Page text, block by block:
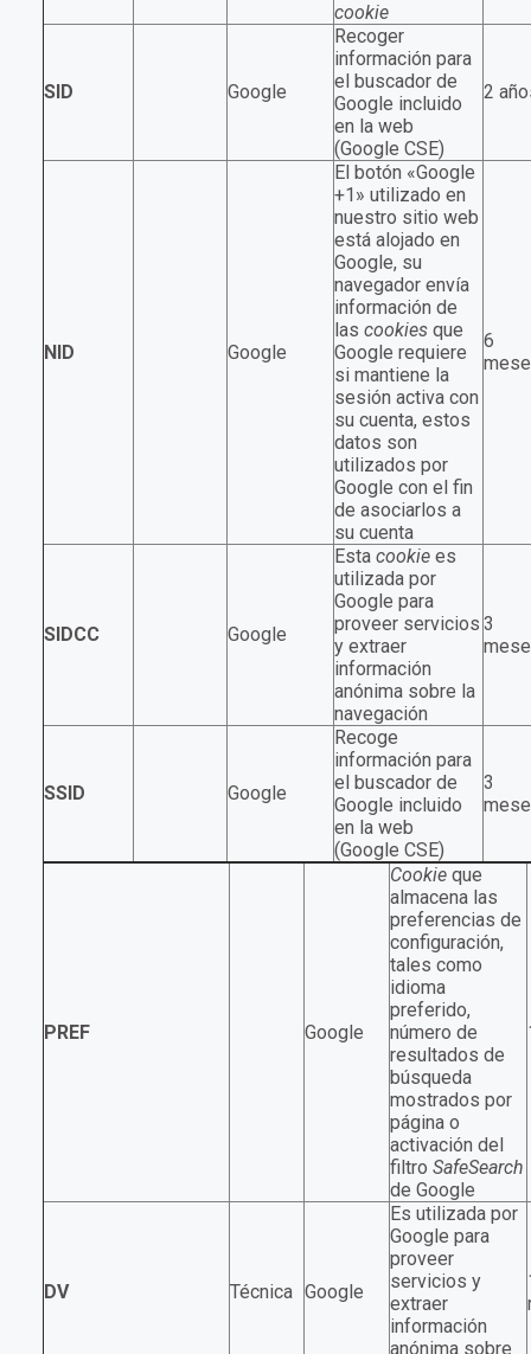
cookie
SID Google
Recoger
información para
el buscador de
Google incluido
en la web
(Google CSE)
2
NID Google
El botón «Google
+1» utilizado en
nuestro sitio web
está alojado en
Google, su
navegador envía
información de
lascookiesque
Google requiere
si mantiene la
sesión activa con
su cuenta, estos
datos son
utilizados por
Google con el fin
de asociarlos a
su cuenta
6
SIDCC Google
Estacookiees
utilizada por
Google para
proveer servicios
y extraer
información
anónima sobre la
navegación
3
SSID Google
Recoge
información para
el buscador de
Google incluido
en la web
(Google CSE)
3
PREF Google
Cookieque
almacena las
preferencias de
configuración,
tales como
idioma
preferido,
número de
resultados de
búsqueda
mostrados por
página o
activación del
filtroSafeSearch
de Google
DV Técnica Google
Es utilizada por
Google para
proveer
servicios y
extraer
información
anónima sobre